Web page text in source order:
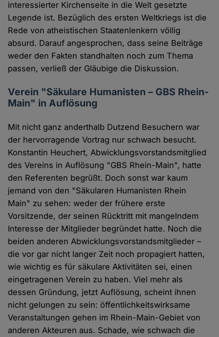
interessierter Kirchenseite in die Welt gesetzte
Legende ist. Bezüglich des ersten Weltkriegs ist die
Rede von atheistischen Staatenlenkern völlig
absurd. Darauf angesprochen, dass seine Beiträge
weder den Fakten standhalten noch zum Thema
passen, verließ der Gläubige die Diskussion.
Verein "Säkulare Humanisten – GBS Rhein-
Main" in Auflösung
Mit nicht ganz anderthalb Dutzend Besuchern war
der hervorragende Vortrag nur schwach besucht.
Konstantin Heuchert, Abwicklungsvorstandsmitglied
des Vereins in Auflösung "GBS Rhein-Main", hatte
den Referenten begrüßt. Doch sonst war kaum
jemand von den "Säkularen Humanisten Rhein
Main" zu sehen: weder der frühere erste
Vorsitzende, der seinen Rücktritt mit mangelndem
Interesse der Mitglieder begründet hatte. Noch die
beiden anderen Abwicklungsvorstandsmitglieder –
die vor gar nicht langer Zeit noch propagiert hatten,
wie wichtig es für säkulare Aktivitäten sei, einen
eingetragenen Verein zu haben. Viel mehr als
dessen Gründung, jetzt Auflösung, scheint ihnen
nicht gelungen zu sein: öffentlichkeitswirksame
Veranstaltungen gehen im Rhein-Main-Gebiet von
anderen Akteuren aus. Schade, wie schwach die